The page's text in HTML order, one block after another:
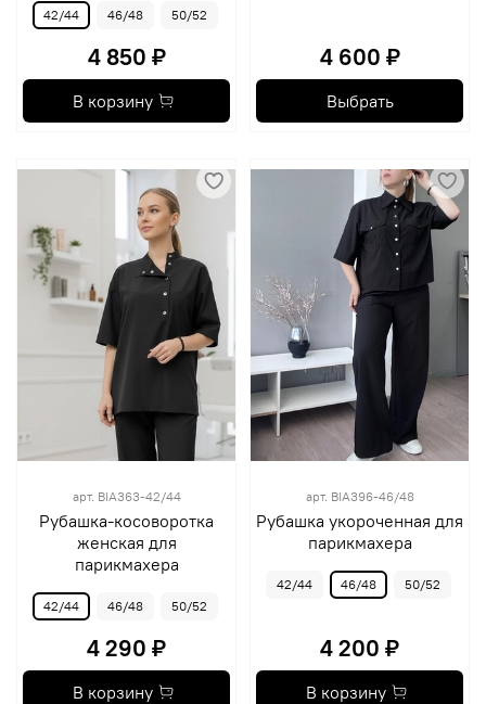
42/44 46/48 50/52
4 850 ₽
В корзину
4 600 ₽
Выбрать
арт. BIA363-42/44
Рубашка-косоворотка
женская для
парикмахера
42/44 46/48 50/52
4 290 ₽
В корзину
арт. BIA396-46/48
Рубашка укороченная для
парикмахера
42/44 46/48 50/52
4 200 ₽
В корзину